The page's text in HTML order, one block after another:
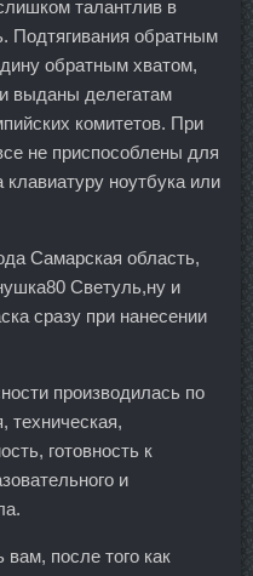
талантлив в
Подтягивания обратным
обратным хватом,
выданы делегатам
комитетов. При
не приспособлены для
ноутбука или
Самарская область,
Светуль,ну и
сразу при нанесении
производилась по
техническая,
готовность к
и
вам, после того как